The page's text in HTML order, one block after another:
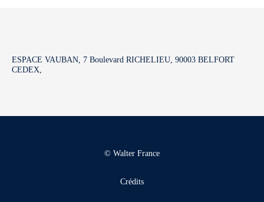
ESPACE VAUBAN, 7 Boulevard RICHELIEU, 90003 BELFORT
CEDEX,
© Walter France
Crédits